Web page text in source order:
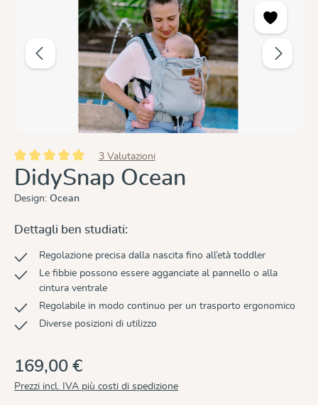
Valutazione media di 5 su 5 stelle
3 Valutazioni
DidySnap Ocean
Design: Ocean
Dettagli ben studiati:
Regolazione precisa dalla nascita fino all’età toddler
Le fibbie possono essere agganciate al pannello o alla
cintura ventrale
Regolabile in modo continuo per un trasporto ergonomico
Diverse posizioni di utilizzo
169,00 €
Prezzi incl. IVA più costi di spedizione